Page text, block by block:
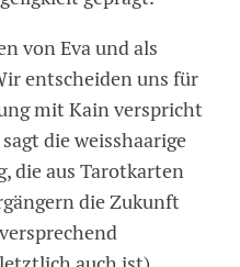
von Eva und als
entscheiden uns für
mit Kain verspricht
die weisshaarige
die aus Tarotkarten
die Zukunft